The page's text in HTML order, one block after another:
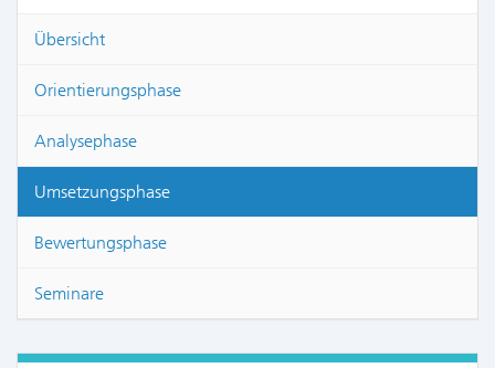
Übersicht
Orientierungsphase
Analysephase
Umsetzungsphase
Bewertungsphase
Seminare